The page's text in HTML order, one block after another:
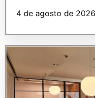
4 de agosto de 2026